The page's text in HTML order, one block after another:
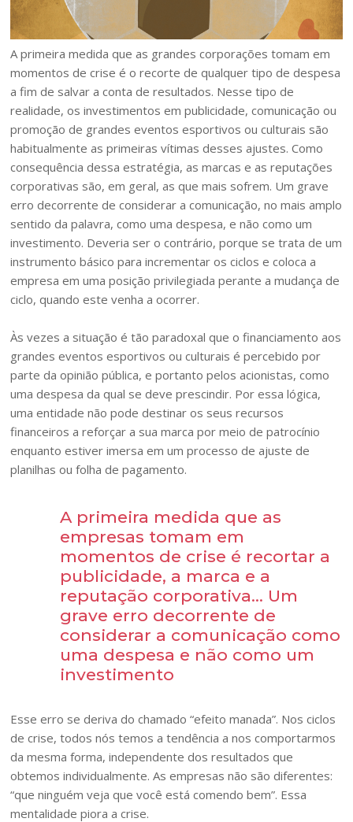
A primeira medida que as grandes corporações tomam em
momentos de crise é o recorte de qualquer tipo de despesa
a fim de salvar a conta de resultados. Nesse tipo de
realidade, os investimentos em publicidade, comunicação ou
promoção de grandes eventos esportivos ou culturais são
habitualmente as primeiras vítimas desses ajustes. Como
consequência dessa estratégia, as marcas e as reputações
corporativas são, em geral, as que mais sofrem. Um grave
erro decorrente de considerar a comunicação, no mais amplo
sentido da palavra, como uma despesa, e não como um
investimento. Deveria ser o contrário, porque se trata de um
instrumento básico para incrementar os ciclos e coloca a
empresa em uma posição privilegiada perante a mudança de
ciclo, quando este venha a ocorrer.
Às vezes a situação é tão paradoxal que o financiamento aos
grandes eventos esportivos ou culturais é percebido por
parte da opinião pública, e portanto pelos acionistas, como
uma despesa da qual se deve prescindir. Por essa lógica,
uma entidade não pode destinar os seus recursos
financeiros a reforçar a sua marca por meio de patrocínio
enquanto estiver imersa em um processo de ajuste de
planilhas ou folha de pagamento.
A primeira medida que as
empresas tomam em
momentos de crise é recortar a
publicidade, a marca e a
reputação corporativa… Um
grave erro decorrente de
considerar a comunicação como
uma despesa e não como um
investimento
Esse erro se deriva do chamado “efeito manada”. Nos ciclos
de crise, todos nós temos a tendência a nos comportarmos
da mesma forma, independente dos resultados que
obtemos individualmente. As empresas não são diferentes:
“que ninguém veja que você está comendo bem”. Essa
mentalidade piora a crise.